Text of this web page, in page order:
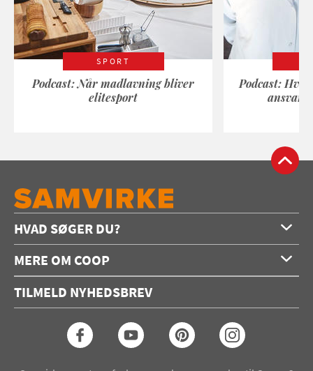
SPORT
Podcast: Når madlavning bliver
elitesport
Podcast:
HVAD SØGER DU?
Opskrifter
Konkurrencer
Seneste Samvirke-magasin
MERE OM COOP
Annoncering
Coop medlem
TILMELD NYHEDSBREV